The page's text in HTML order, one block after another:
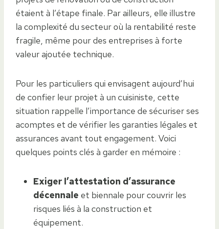
étaient à l’étape finale. Par ailleurs, elle illustre
la complexité du secteur où la rentabilité reste
fragile, même pour des entreprises à forte
valeur ajoutée technique.
Pour les particuliers qui envisagent aujourd’hui
de confier leur projet à un cuisiniste, cette
situation rappelle l’importance de sécuriser ses
acomptes et de vérifier les garanties légales et
assurances avant tout engagement. Voici
quelques points clés à garder en mémoire :
Exiger l’attestation d’assurance
décennale et biennale pour couvrir les
risques liés à la construction et
équipement.